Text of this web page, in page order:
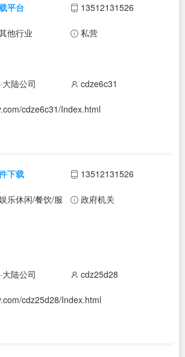
平台 13512131526
他行业 私营
大陆公司 cdze6c31
cdze6c31/Index.html
下载 13512131526
乐休闲/餐饮/服 政府机关
大陆公司 cdz25d28
cdz25d28/Index.html